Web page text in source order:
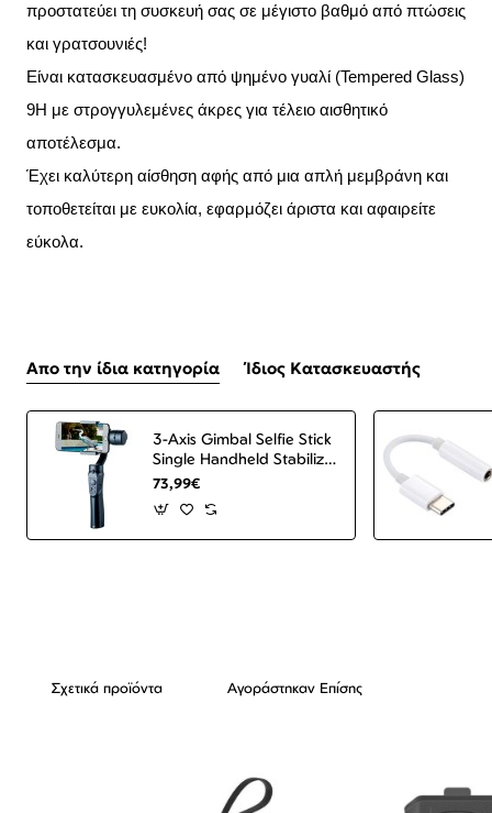
προστατεύει τη συσκευή σας σε μέγιστο βαθμό από πτώσεις
και γρατσουνιές!
Είναι κατασκευασμένο από ψημένο γυαλί (Tempered Glass)
9H με στρογγυλεμένες άκρες για τέλειο αισθητικό
αποτέλεσμα.
Έχει καλύτερη αίσθηση αφής από μια απλή μεμβράνη και
τοποθετείται με ευκολία, εφαρμόζει άριστα και αφαιρείτε
εύκολα.
Απο την ίδια κατηγορία Ίδιος Κατασκευαστής
3-Axis Gimbal Selfie Stick
Single Handheld Stabilizer
for Phone Gimbal
ΟΕΜ
73,99€
Σχετικά προϊόντα Αγοράστηκαν Επίσης